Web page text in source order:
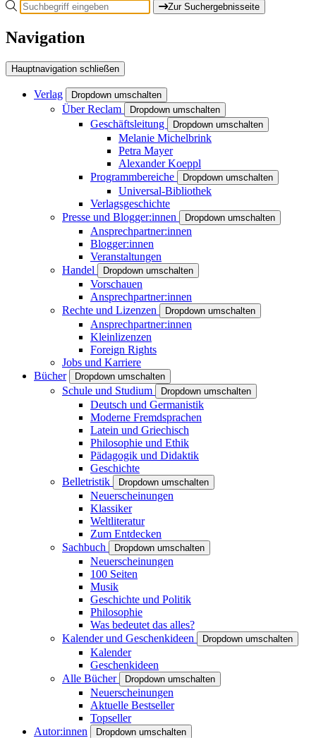
Zur Suchergebnisseite
Navigation
Hauptnavigation schließen
Verlag Dropdown umschalten
Über Reclam Dropdown umschalten
Geschäftsleitung Dropdown umschalten
Melanie Michelbrink
Petra Mayer
Alexander Koeppl
Programmbereiche
Dropdown umschalten
Universal-Bibliothek
Verlagsgeschichte
Presse und Blogger:innen
Dropdown umschalten
Ansprechpartner:innen
Blogger:innen
Veranstaltungen
Handel
Dropdown umschalten
Vorschauen
Ansprechpartner:innen
Rechte und Lizenzen
Dropdown umschalten
Ansprechpartner:innen
Kleinlizenzen
Foreign Rights
Jobs und Karriere
Bücher
Dropdown umschalten
Schule und Studium Dropdown umschalten
Deutsch und Germanistik
Moderne Fremdsprachen
Latein und Griechisch
Philosophie und Ethik
Pädagogik und Didaktik
Geschichte
Belletristik
Dropdown umschalten
Neuerscheinungen
Klassiker
Weltliteratur
Zum Entdecken
Sachbuch
Dropdown umschalten
Neuerscheinungen
100 Seiten
Musik
Geschichte und Politik
Philosophie
Was bedeutet das alles?
Kalender und Geschenkideen
Dropdown umschalten
Kalender
Geschenkideen
Alle Bücher
Dropdown umschalten
Neuerscheinungen
Aktuelle Bestseller
Topseller
Autor:innen
Dropdown umschalten